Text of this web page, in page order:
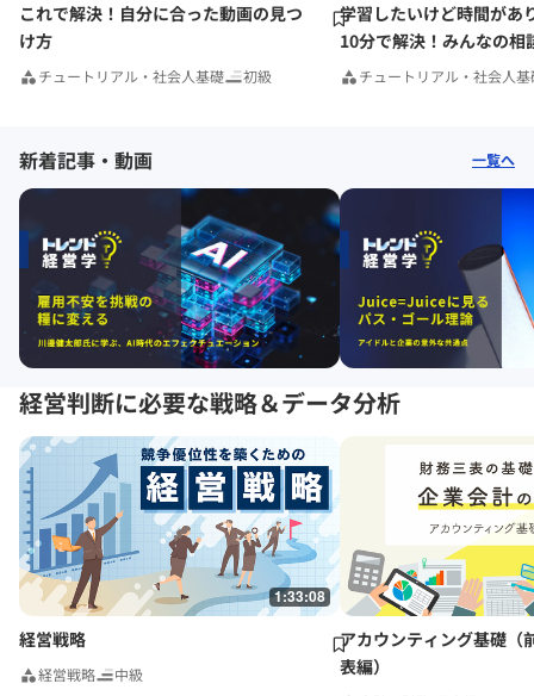
これで解決！自分に合った動画の見つ
け方
チュートリアル・社会人基礎 初級
学習したいけど時間があ
10分で解決！みんなの相
チュートリアル・社会人基
新着記事・動画 一覧へ
経営判断に必要な戦略＆データ分析
1:33:08
経営戦略
経営戦略 中級
アカウンティング基礎（
表編）